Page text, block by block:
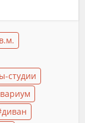
студии
диван